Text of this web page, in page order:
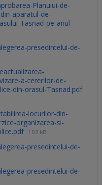
Planului-de-
aparatul-de-
Tasnad-pe-anul-
presedintelui-de-
a-cererilor-de-
din-orasul-Tasnad.pdf
locurilor-din-
organizarea-si-
102 kB
presedintelui-de-
presedintelui-de-